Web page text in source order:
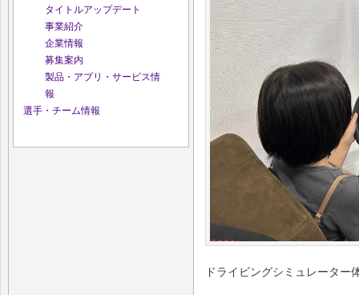
タイトルアップデート
事業紹介
企業情報
募集案内
製品・アプリ・サービス情
報
選手・チーム情報
ドライビングシミュレーター